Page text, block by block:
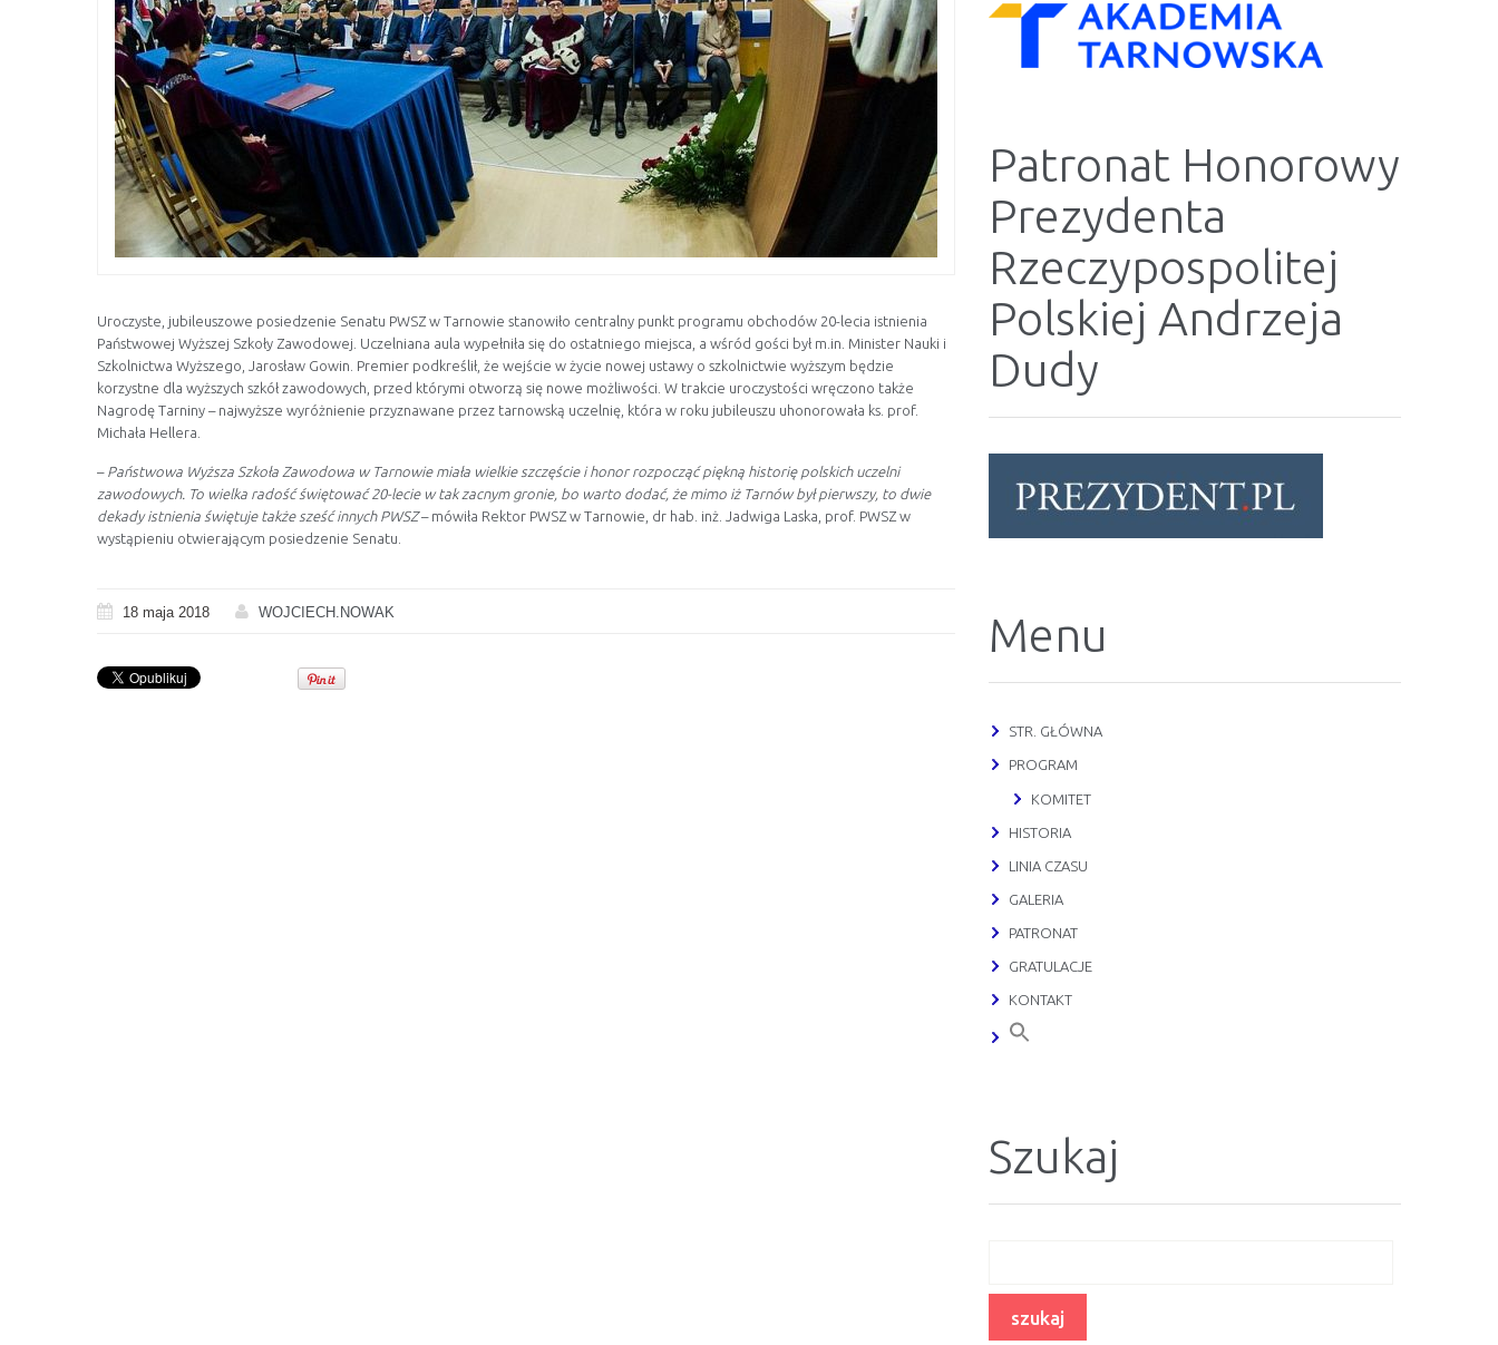
Uroczyste, jubileuszowe posiedzenie Senatu PWSZ w Tarnowie stanowiło centralny punkt programu obchodów 20-lecia istnienia
Państwowej Wyższej Szkoły Zawodowej. Uczelniana aula wypełniła się do ostatniego miejsca, a wśród gości był m.in. Minister Nauki i
Szkolnictwa Wyższego, Jarosław Gowin. Premier podkreślił, że wejście w życie nowej ustawy o szkolnictwie wyższym będzie
korzystne dla wyższych szkół zawodowych, przed którymi otworzą się nowe możliwości. W trakcie uroczystości wręczono także
Nagrodę Tarniny – najwyższe wyróżnienie przyznawane przez tarnowską uczelnię, która w roku jubileuszu uhonorowała ks. prof.
Michała Hellera.
– Państwowa Wyższa Szkoła Zawodowa w Tarnowie miała wielkie szczęście i honor rozpocząć piękną historię polskich uczelni
zawodowych. To wielka radość świętować 20-lecie w tak zacnym gronie, bo warto dodać, że mimo iż Tarnów był pierwszy, to dwie
dekady istnienia świętuje także sześć innych PWSZ– mówiła Rektor PWSZ w Tarnowie, dr hab. inż. Jadwiga Laska, prof. PWSZ w
wystąpieniu otwierającym posiedzenie Senatu.
18 maja 2018 WOJCIECH.NOWAK
Patronat Honorowy
Prezydenta
Rzeczypospolitej
Polskiej Andrzeja
Dudy
Menu
STR. GŁÓWNA
PROGRAM
KOMITET
HISTORIA
LINIA CZASU
GALERIA
PATRONAT
GRATULACJE
KONTAKT
Szukaj